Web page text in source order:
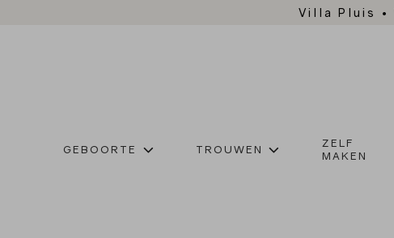
Villa Pluis •
GEBOORTE TROUWEN
ZELF
MAKEN